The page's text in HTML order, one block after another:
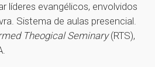
líderes evangélicos, envolvidos
Sistema de aulas presencial.
Theogical Seminary(RTS),